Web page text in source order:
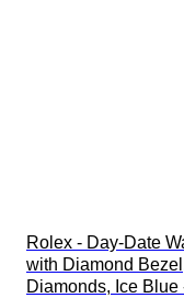
Rolex - Day-Date
with Diamond
Diamonds, Ice Blue